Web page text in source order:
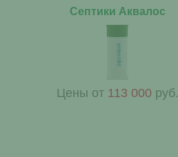
Септики Аквалос
Цены от 113 000 руб.